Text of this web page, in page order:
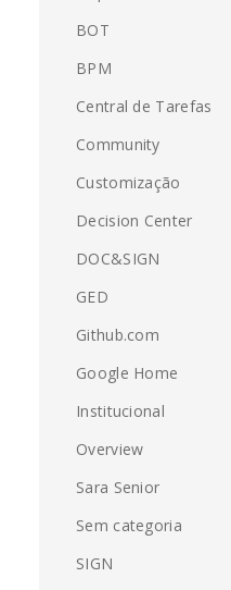
BOT
BPM
Central de Tarefas
Community
Customização
Decision Center
DOC&SIGN
GED
Github.com
Google Home
Institucional
Overview
Sara Senior
Sem categoria
SIGN